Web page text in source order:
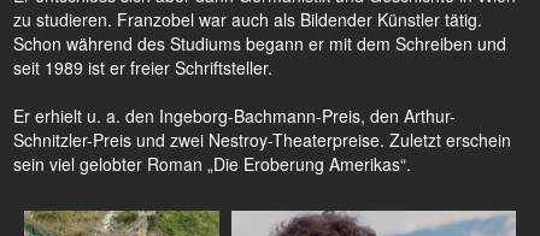
zu studieren. Franzobel war auch als Bildender Künstler tätig.
Schon während des Studiums begann er mit dem Schreiben und
seit 1989 ist er freier Schriftsteller.
Er erhielt u. a. den Ingeborg-Bachmann-Preis, den Arthur-
Schnitzler-Preis und zwei Nestroy-Theaterpreise. Zuletzt erschein
sein viel gelobter Roman „Die Eroberung Amerikas“.